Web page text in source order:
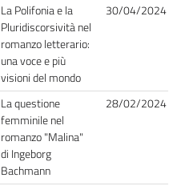
La Polifonia e la
Pluridiscorsività nel
romanzo letterario:
una voce e più
visioni del mondo
30/04/2024
La questione
femminile nel
romanzo "Malina"
di Ingeborg
Bachmann
28/02/2024